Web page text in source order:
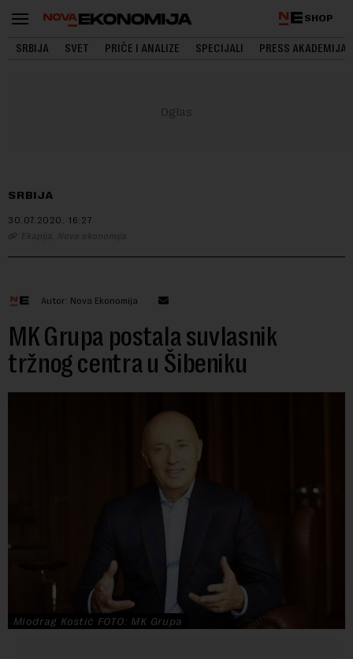
SHOP
SRBIJA SVET PRIČE I ANALIZE SPECIJALI PRESS AKADEMIJA
SRBIJA
30.07.2020. 16:27
Ekapija, Nova ekonomija
Autor: Nova Ekonomija
MK Grupa postala suvlasnik
tržnog centra u Šibeniku
Miodrag Kostić FOTO: MK Grupa